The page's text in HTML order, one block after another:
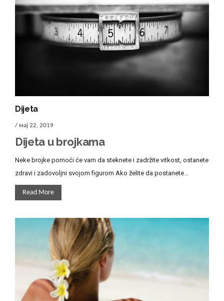
Dijeta
/ мај 22, 2019
Dijeta u brojkama
Neke brojke pomoći će vam da steknete i zadržite vitkost, ostanete
zdravi i zadovoljni svojom figurom Ako želite da postanete...
Read More